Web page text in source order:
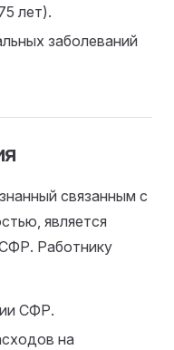
лет).
заболеваний
связанным с
является
Работнику
СФР.
на